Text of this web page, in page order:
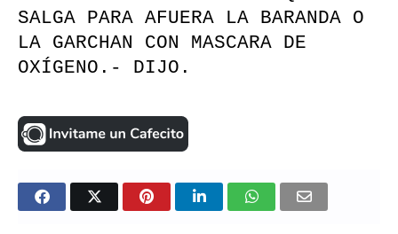
SALGA PARA AFUERA LA BARANDA O
LA GARCHAN CON MASCARA DE
OXÍGENO.- DIJO.